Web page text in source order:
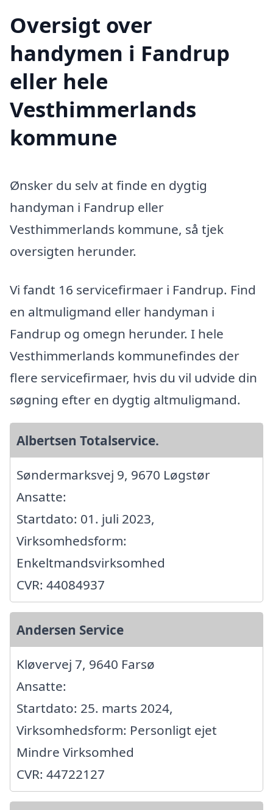
Oversigt over
handymen i Fandrup
eller hele
Vesthimmerlands
kommune
Ønsker du selv at finde en dygtig
handyman i Fandrup eller
Vesthimmerlands kommune, så tjek
oversigten herunder.
Vi fandt 16 servicefirmaer i Fandrup. Find
en altmuligmand eller handyman i
Fandrup og omegn herunder. I hele
Vesthimmerlands kommunefindes der
flere servicefirmaer, hvis du vil udvide din
søgning efter en dygtig altmuligmand.
Albertsen Totalservice.
Søndermarksvej 9, 9670 Løgstør
Ansatte:
Startdato: 01. juli 2023,
Virksomhedsform:
Enkeltmandsvirksomhed
CVR: 44084937
Andersen Service
Kløvervej 7, 9640 Farsø
Ansatte:
Startdato: 25. marts 2024,
Virksomhedsform: Personligt ejet
Mindre Virksomhed
CVR: 44722127